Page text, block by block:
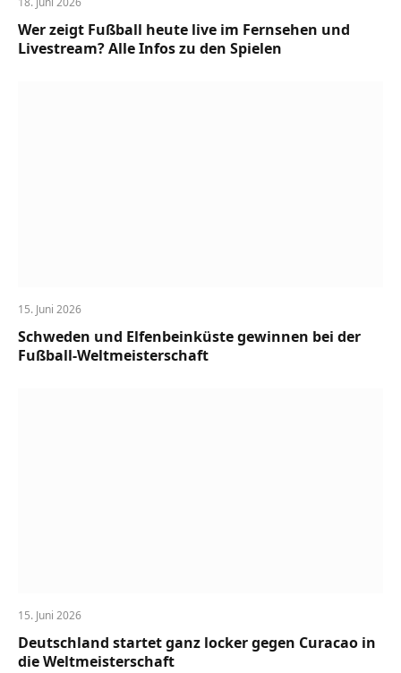
Wer zeigt Fußball heute live im Fernsehen und
Livestream? Alle Infos zu den Spielen
15. Juni 2026
Schweden und Elfenbeinküste gewinnen bei der
Fußball-Weltmeisterschaft
15. Juni 2026
Deutschland startet ganz locker gegen Curacao in
die Weltmeisterschaft